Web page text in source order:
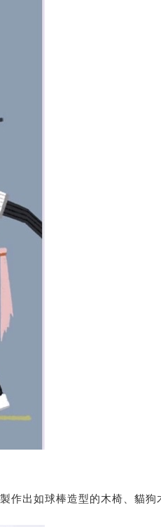
出如球棒造型的木椅、貓狗